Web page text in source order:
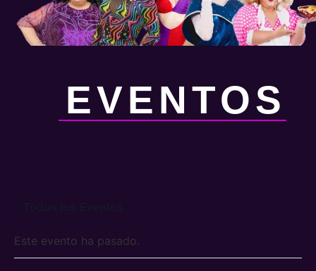
EVENTOS
Este evento ha pasado.